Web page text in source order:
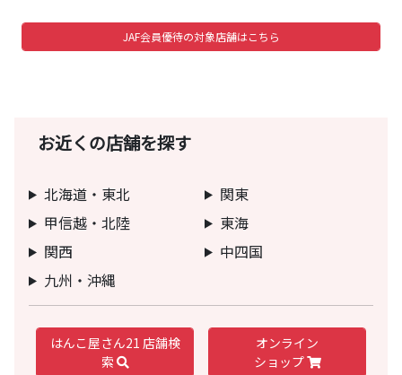
JAF会員優待の対象店舗はこちら
お近くの店舗を探す
北海道・東北
関東
甲信越・北陸
東海
関西
中四国
九州・沖縄
はんこ屋さん21 店舗検
索
オンライン
ショップ